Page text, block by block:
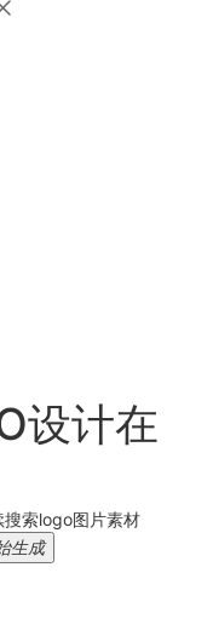
设计在
索logo图片素材
生成